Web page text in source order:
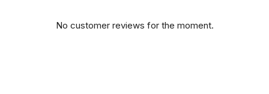
No customer reviews for the moment.